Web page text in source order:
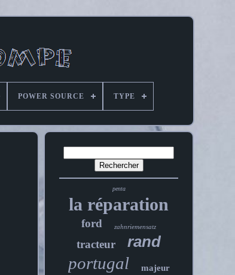
POWER SOURCE TYPE
penta
la réparation
ford zahnriemensatz
tracteur rand
portugal majeur